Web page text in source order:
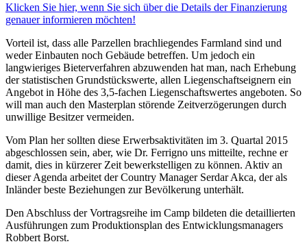
Klicken Sie hier, wenn Sie sich über die Details der Finanzierung
genauer informieren möchten!
Vorteil ist, dass alle Parzellen brachliegendes Farmland sind und
weder Einbauten noch Gebäude betreffen. Um jedoch ein
langwieriges Bieterverfahren abzuwenden hat man, nach Erhebung
der statistischen Grundstückswerte, allen Liegenschaftseignern ein
Angebot in Höhe des 3,5-fachen Liegenschaftswertes angeboten. So
will man auch den Masterplan störende Zeitverzögerungen durch
unwillige Besitzer vermeiden.
Vom Plan her sollten diese Erwerbsaktivitäten im 3. Quartal 2015
abgeschlossen sein, aber, wie Dr. Ferrigno uns mitteilte, rechne er
damit, dies in kürzerer Zeit bewerkstelligen zu können. Aktiv an
dieser Agenda arbeitet der Country Manager Serdar Akca, der als
Inländer beste Beziehungen zur Bevölkerung unterhält.
Den Abschluss der Vortragsreihe im Camp bildeten die detaillierten
Ausführungen zum Produktionsplan des Entwicklungsmanagers
Robbert Borst.